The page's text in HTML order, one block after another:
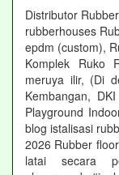
Distributor
rubberhouses
epdm (custom),
Komplek Ruko
meruya ilir, (Di
Kembangan,
Playground
blog istalisasi
2026 Rubber
latai secara